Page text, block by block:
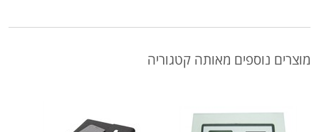
מוצרים נוספים מאותה קטגוריה